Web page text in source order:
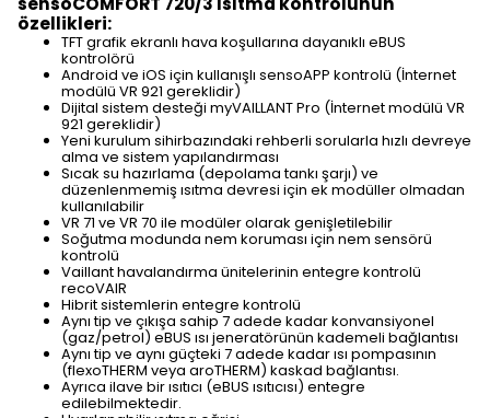
özellikleri:
TFT grafik ekranlı hava koşullarına dayanıklı eBUS
kontrolörü
Android ve iOS için kullanışlı sensoAPP kontrolü (İnternet
modülü VR 921 gereklidir)
Dijital sistem desteği myVAILLANT Pro (İnternet modülü VR
921 gereklidir)
Yeni kurulum sihirbazındaki rehberli sorularla hızlı devreye
alma ve sistem yapılandırması
Sıcak su hazırlama (depolama tankı şarjı) ve
düzenlenmemiş ısıtma devresi için ek modüller olmadan
kullanılabilir
VR 71 ve VR 70 ile modüler olarak genişletilebilir
Soğutma modunda nem koruması için nem sensörü
kontrolü
Vaillant havalandırma ünitelerinin entegre kontrolü
recoVAIR
Hibrit sistemlerin entegre kontrolü
Aynı tip ve çıkışa sahip 7 adede kadar konvansiyonel
(gaz/petrol) eBUS ısı jeneratörünün kademeli bağlantısı
Aynı tip ve aynı güçteki 7 adede kadar ısı pompasının
(flexoTHERM veya aroTHERM) kaskad bağlantısı.
Ayrıca ilave bir ısıtıcı (eBUS ısıtıcısı) entegre
edilebilmektedir.